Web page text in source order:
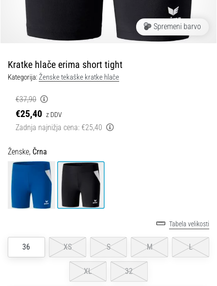
spremembo
smeri
Kaj
sta
kako
izvajamo?
praksi
»shuttle
run«
oziroma
tek
spremembo
hitrost,
agilnost
Spremeni barvo
Kratke hlače erima short tight
Kategorija:Ženske tekaške kratke hlače
€37,90
€25,40 z DDV
Zadnja najnižja cena: €25,40
Ženske, Črna
Tabela velikosti
36 XS S M L
XL 32